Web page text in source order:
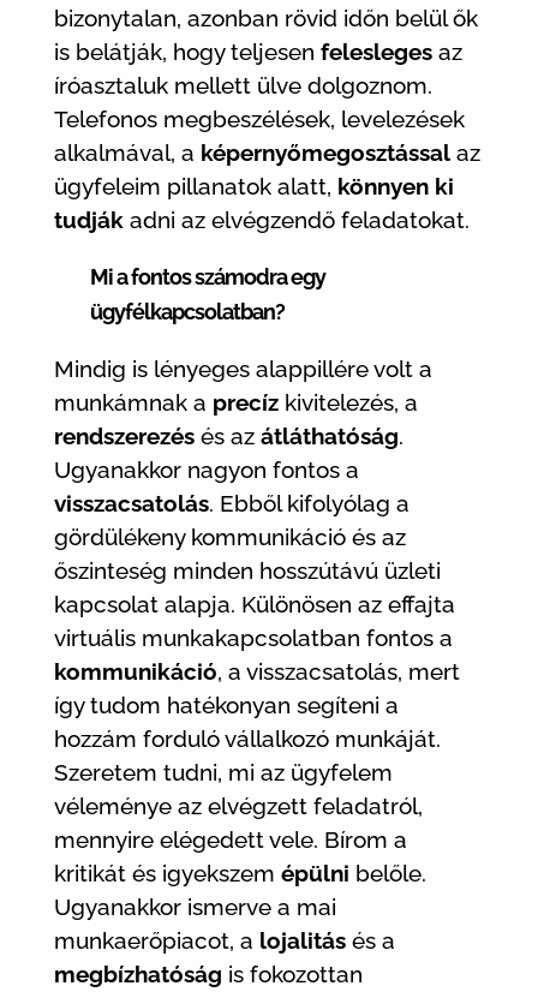
bizonytalan, azonban rövid időn belül ők
is belátják, hogy teljesen feleslegesaz
íróasztaluk mellett ülve dolgoznom.
Telefonos megbeszélések, levelezések
alkalmával, a képernyőmegosztássalaz
ügyfeleim pillanatok alatt, könnyen ki
tudjákadni az elvégzendő feladatokat.
Mi a fontos számodra egy
ügyfélkapcsolatban?
Mindig is lényeges alappillére volt a
munkámnak a precízkivitelezés, a
rendszerezésés az átláthatóság.
Ugyanakkor nagyon fontos a
visszacsatolás. Ebből kifolyólag a
gördülékeny kommunikáció és az
őszinteség minden hosszútávú üzleti
kapcsolat alapja. Különösen az effajta
virtuális munkakapcsolatban fontos a
kommunikáció, a visszacsatolás, mert
így tudom hatékonyan segíteni a
hozzám forduló vállalkozó munkáját.
Szeretem tudni, mi az ügyfelem
véleménye az elvégzett feladatról,
mennyire elégedett vele. Bírom a
kritikát és igyekszem épülni belőle.
Ugyanakkor ismerve a mai
munkaerőpiacot, a lojalitásés a
megbízhatóság is fokozottan